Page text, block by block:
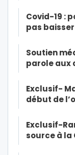
Covid-19 :
pas
Soutien
parole aux
Exclusif-
début de
Exclusif-
source à la